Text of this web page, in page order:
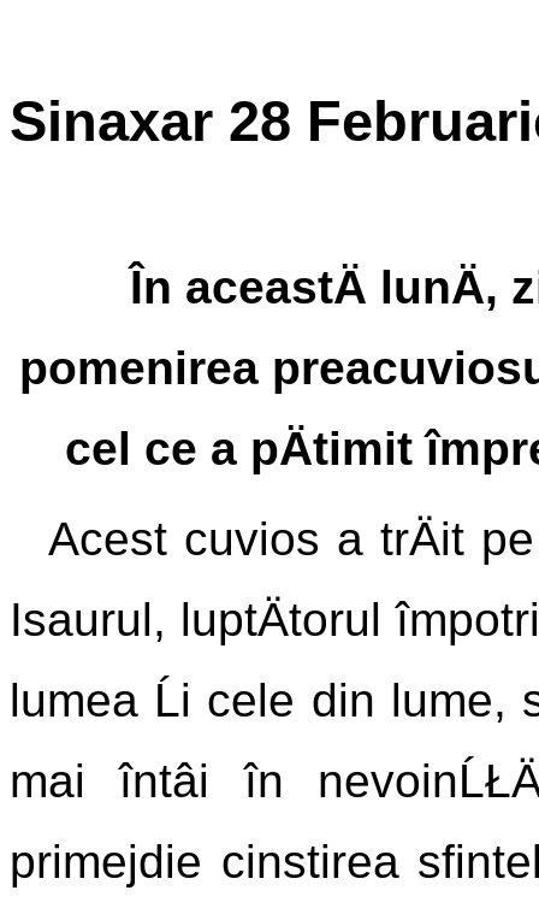
Sinaxar 28
În aceastÄ lunÄ,
pomenirea
cel ce a pÄtimit
Acest cuvios a trÄit
Isaurul, luptÄtorul
lumea Ĺi cele din lume,
mai întâi în
primejdie cinstirea